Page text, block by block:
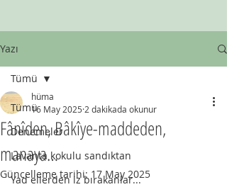
Yazı
Tümü
Denemeler
Lavanta kokulu sandıktan
Yad ellerden iz bırakanlar...
Tümü
Fânîden, Bâkîye-maddeden,
manaya…
hüma
16 May 2025 2 dakikada okunur
Güncelleme tarihi: 17 May 2025